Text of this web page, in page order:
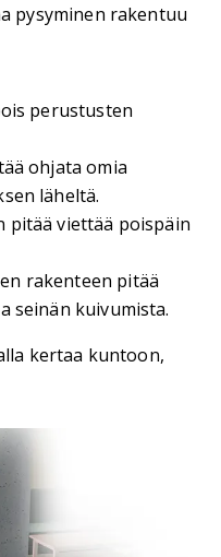
pysyminen rakentuu
perustusten
ohjata omia
läheltä.
pitää viettää poispäin
rakenteen pitää
seinän kuivumista.
kertaa kuntoon,